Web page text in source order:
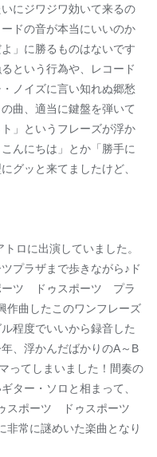
にジワジワ効いて来るの
ドの音が本当にいいのか
」に勝るものはないです
という行為や、レコード
ノイズに言い知れぬ郷愁
曲、適当に鍵盤を弾いて
」というフレーズが浮か
んにちは」とか「勝手に
グッと来てましたけど、
ロに出演していました。
プラザまで歩きながら♪ド
ツ ドゥスポーツ プラ
曲したこのワンフレーズ
程度でいいから録音した
、浮かんだばかりのA～B
ってしまいました！間奏の
ター・ソロと相まって、
スポーツ ドゥスポーツ
非常に謎めいた楽曲となり